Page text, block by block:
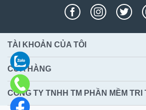
TÀI KHOẢN CỦA TÔI
CỬA HÀNG
CÔNG TY TNHH TM PHẦN MỀM TRI